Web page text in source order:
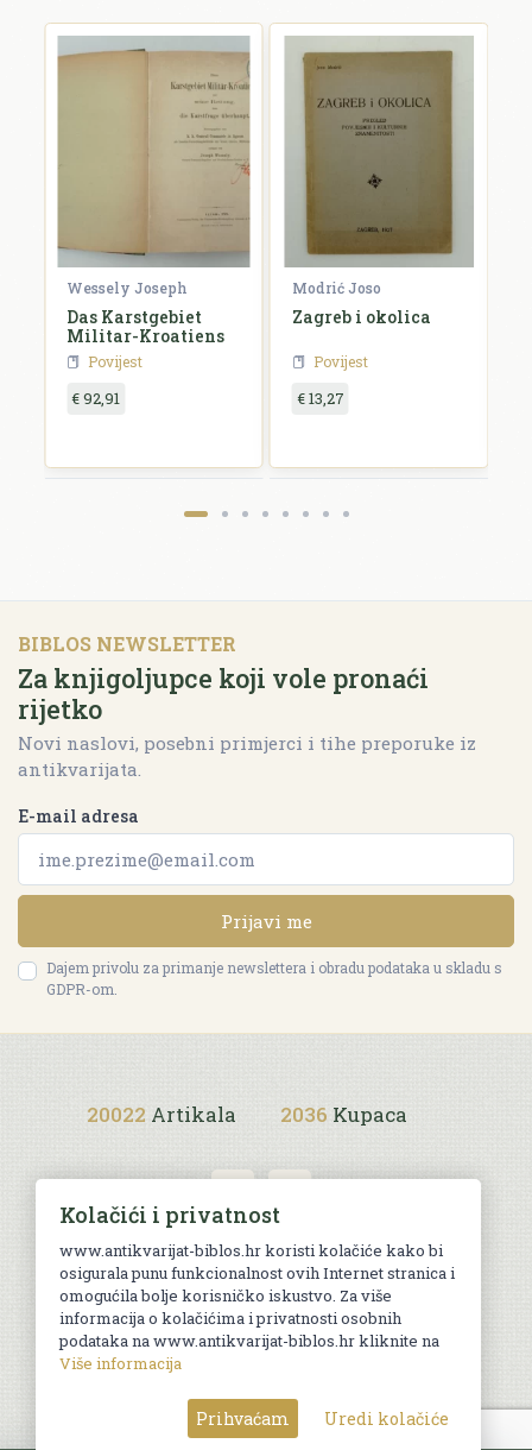
Wessely Joseph
Das Karstgebiet
Militar-Kroatiens
Povijest
€ 92,91
Modrić Joso
Zagreb i okolica
Povijest
€ 13,27
BIBLOS NEWSLETTER
Za knjigoljupce koji vole pronaći
rijetko
Novi naslovi, posebni primjerci i tihe preporuke iz
antikvarijata.
E-mail adresa
Prijavi me
Dajem privolu za primanje newslettera i obradu podataka u skladu s
GDPR-om.
20022 Artikala 2036 Kupaca
Uvjeti kupnje
© Sva prava pridržana. Web by
Kolačići i privatnost
www.antikvarijat-biblos.hr koristi kolačiće kako bi
osigurala punu funkcionalnost ovih Internet stranica i
omogućila bolje korisničko iskustvo. Za više
informacija o kolačićima i privatnosti osobnih
podataka na www.antikvarijat-biblos.hr kliknite na
Više informacija
Prihvaćam Uredi kolačiće